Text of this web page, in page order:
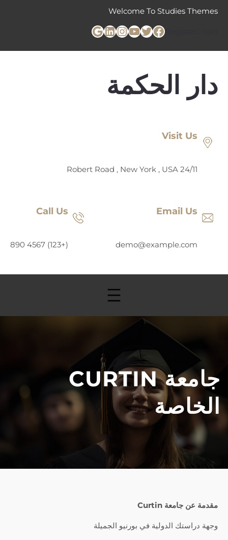
Welcome To Studies Themes
فيسبوك
تويتريوتيوب
إنستجرام
لينكد إنجوجل
دار الحكمة
Visit Us
24/11 Robert Road , New York , USA
Email Us
demo@example.com
Call Us
(+123) 4567 890
جامعة CURTIN
الخاصة
مقدمة عن جامعة Curtin
وجهة دراستك الدولية في بورنيو الجميلة